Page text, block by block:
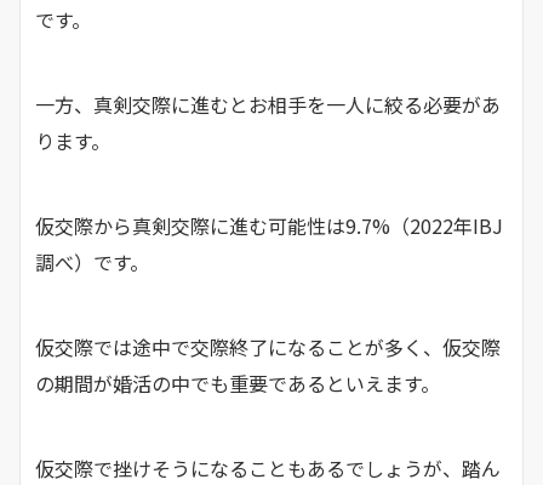
です。
一方、真剣交際に進むとお相手を一人に絞る必要があ
ります。
仮交際から真剣交際に進む可能性は9.7%（2022年IBJ
調べ）です。
仮交際では途中で交際終了になることが多く、仮交際
の期間が婚活の中でも重要であるといえます。
仮交際で挫けそうになることもあるでしょうが、踏ん